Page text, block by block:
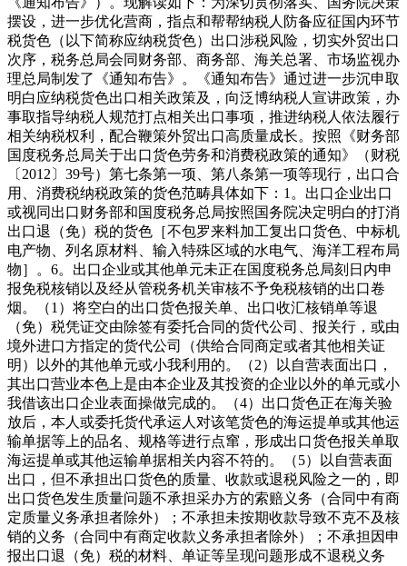
摆设，进一步优化营商，指点和帮帮纳税人防备应征国内环节
税货色（以下简称应纳税货色）出口涉税风险，切实外贸出口
次序，税务总局会同财务部、商务部、海关总署、市场监视办
理总局制发了《通知布告》。《通知布告》通过进一步沉申取
明白应纳税货色出口相关政策及，向泛博纳税人宣讲政策，办
事取指导纳税人规范打点相关出口事项，推进纳税人依法履行
相关纳税权利，配合鞭策外贸出口高质量成长。按照《财务部
国度税务总局关于出口货色劳务和消费税政策的通知》（财税
〔2012〕39号）第七条第一项、第八条第一项等现行，出口合
用、消费税纳税政策的货色范畴具体如下：1。出口企业出口
或视同出口财务部和国度税务总局按照国务院决定明白的打消
出口退（免）税的货色［不包罗来料加工复出口货色、中标机
电产物、列名原材料、输入特殊区域的水电气、海洋工程布局
物］。6。出口企业或其他单元未正在国度税务总局刻日内申
报免税核销以及经从管税务机关审核不予免税核销的出口卷
烟。（1）将空白的出口货色报关单、出口收汇核销单等退
（免）税凭证交由除签有委托合同的货代公司、报关行，或由
境外进口方指定的货代公司（供给合同商定或者其他相关证
明）以外的其他单元或小我利用的。（2）以自营表面出口，
其出口营业本色上是由本企业及其投资的企业以外的单元或小
我借该出口企业表面操做完成的。（4）出口货色正在海关验
放后，本人或委托货代承运人对该笔货色的海运提单或其他运
输单据等上的品名、规格等进行点窜，形成出口货色报关单取
海运提单或其他运输单据相关内容不符的。（5）以自营表面
出口，但不承担出口货色的质量、收款或退税风险之一的，即
出口货色发生质量问题不承担采办方的索赔义务（合同中有商
定质量义务承担者除外）；不承担未按期收款导致不克不及核
销的义务（合同中有商定收款义务承担者除外）；不承担因申
报出口退（免）税的材料、单证等呈现问题形成不退税义务